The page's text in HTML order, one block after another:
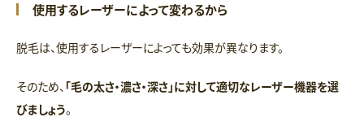
使用するレーザーによって変わるから
脱毛は、使用するレーザーによっても効果が異なります。
そのため、 「毛の太さ・濃さ・深さ」に対して適切なレーザー機器を選
びましょう。